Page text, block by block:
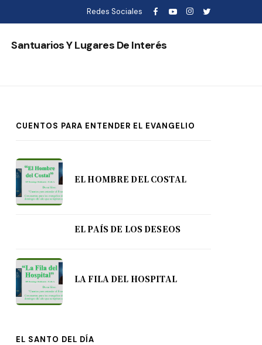
Redes Sociales
Santuarios Y Lugares De Interés
CUENTOS PARA ENTENDER EL EVANGELIO
EL HOMBRE DEL COSTAL
EL PAÍS DE LOS DESEOS
LA FILA DEL HOSPITAL
EL SANTO DEL DÍA